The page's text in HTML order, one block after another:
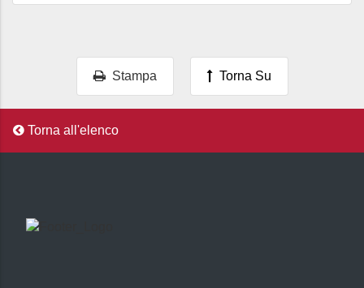
Stampa Torna Su
Torna all'elenco